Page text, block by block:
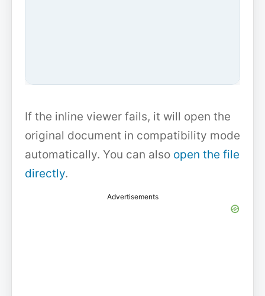
If the inline viewer fails, it will open the
original document in compatibility mode
automatically. You can also open the file
directly.
Advertisements